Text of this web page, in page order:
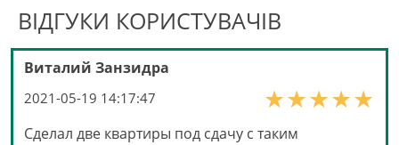
ВІДГУКИ КОРИСТУВАЧІВ
Виталий Занзидра
2021-05-19 14:17:47
Сделал две квартиры под сдачу с таким